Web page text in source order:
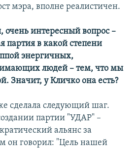
мэра, вполне реалистичен.
очень интересный вопрос –
партия в какой степени
энергичных,
людей – тем, что мы
Значит, у Кличко она есть?
сделала следующий шаг.
партии "УДАР" –
альянс за
он говорил: "Цель нашей